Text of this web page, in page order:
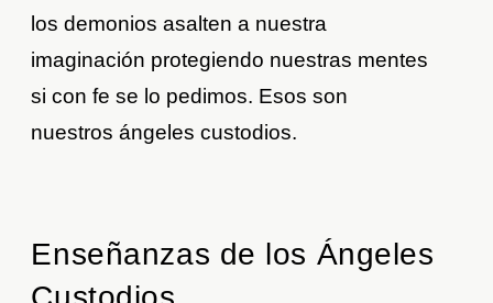
los demonios asalten a nuestra
imaginación protegiendo nuestras mentes
si con fe se lo pedimos. Esos son
nuestros ángeles custodios.
Enseñanzas de los Ángeles